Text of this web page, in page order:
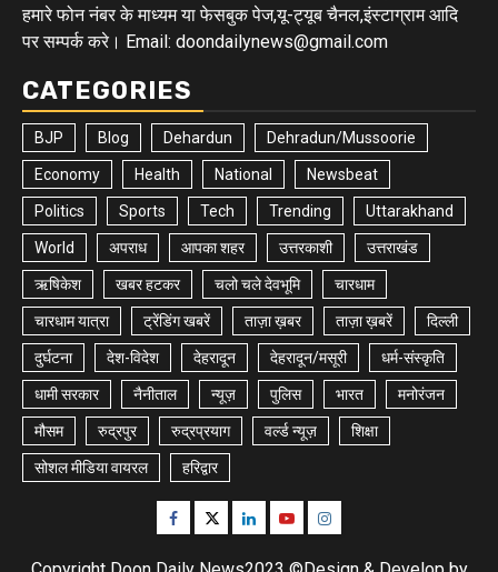
हमारे फोन नंबर के माध्यम या फेसबुक पेज,यू-ट्यूब चैनल,इंस्टाग्राम आदि
पर सम्पर्क करे। Email: doondailynews@gmail.com
CATEGORIES
BJP Blog Dehardun Dehradun/Mussoorie
Economy Health National Newsbeat
Politics Sports Tech Trending Uttarakhand
World अपराध आपका शहर उत्तरकाशी उत्तराखंड
ऋषिकेश खबर हटकर चलो चले देवभूमि चारधाम
चारधाम यात्रा ट्रेंडिंग खबरें ताज़ा ख़बर ताज़ा ख़बरें दिल्ली
दुर्घटना देश-विदेश देहरादून देहरादून/मसूरी धर्म-संस्कृति
धामी सरकार नैनीताल न्यूज़ पुलिस भारत मनोरंजन
मौसम रुद्रपुर रुद्रप्रयाग वर्ल्ड न्यूज़ शिक्षा
सोशल मीडिया वायरल हरिद्वार
Facebook
TwitterLinkedinYoutubeInstagram